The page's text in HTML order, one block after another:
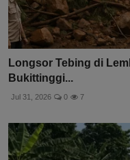
Longsor Tebing di
Bukittinggi...
Jul 31, 2026 0 7